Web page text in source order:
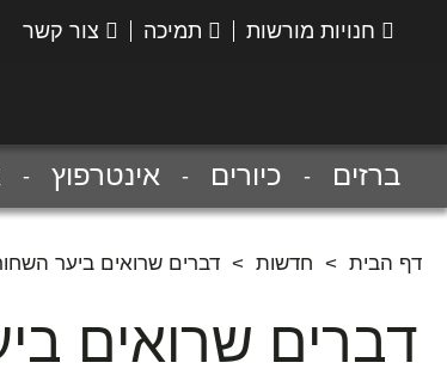
חנויות מורשות תמיכה צור קשר
ברזים כיורים אינטרפוץ
דף הבית > חדשות > דברים שרואים ביער
דברים שרואים